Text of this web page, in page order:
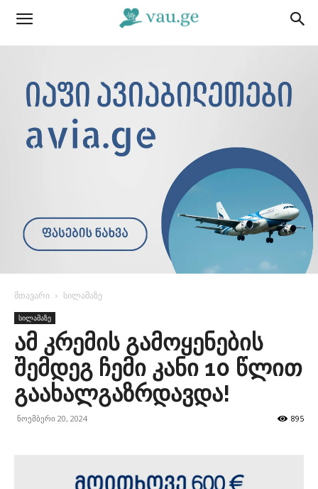
მთავარი სილამაზე
სილამაზე
ამ კრემის გამოყენების
შემდეგ ჩემი კანი 10 წლით
გაახალგაზრდავდა!
ნოემბერი 20, 2024 895